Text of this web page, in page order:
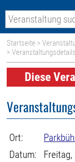
Startseite >
> Veranstaltungsdetails
Diese
Ort:
Datum: